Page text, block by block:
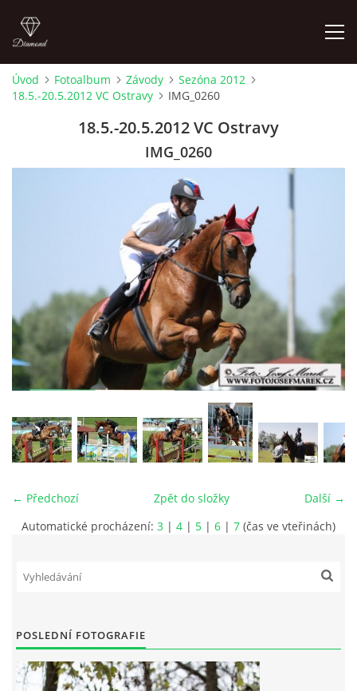
ÚVOD
JEŽDĚNÍ PRO VEŘEJNOST
FOTOALBUM
VIDEA
ODKAZY
CENÍK SLUŽEB
PŘISPĚVEK ČUS KARVINA -PODPORA SPORTU V
NÁHRADNÍ TERMÍN BRIGÁDY PRO TY KTEŘÍ SE
NEDOSTAVILI NA PODZIMNÍ BRIGÁDU
Úvod Fotoalbum Závody
Sezóna 2012
18.5.-20.5.2012 VC Ostravy
IMG_0260
18.5.-20.5.2012 VC Ostravy
IMG_0260
← Předchozí Další →
Zpět do složky
Automatické procházení: 3 | 4 | 5 | 6 | 7 (čas ve vteřinách)
POSLEDNÍ FOTOGRAFIE